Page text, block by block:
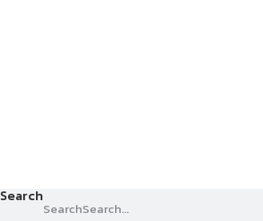
Search
Search